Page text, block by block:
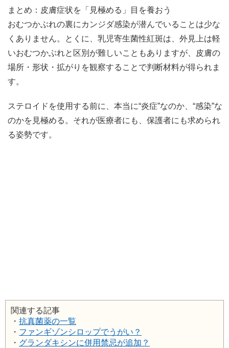
まとめ：皮膚症状を「見極める」目を養おう
おむつかぶれの裏にカンジダ感染が潜んでいることは少な
くありません。とくに、乳児寄生菌性紅斑は、外見上は軽
いおむつかぶれと区別が難しいこともありますが、皮膚の
場所・形状・拡がりを観察することで判断材料が得られま
す。
ステロイドを使用する前に、本当に“炎症”なのか、“感染”な
のかを見極める。それが医療者にも、保護者にも求められ
る姿勢です。
関連する記事
・ 抗真菌薬の一覧
・ ファンギゾンシロップでうがい？
・ グランダキシンに併用禁忌が追加？